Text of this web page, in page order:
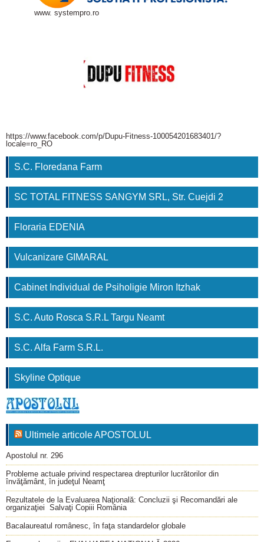
www. systempro.ro
https://www.facebook.com/p/Dupu-Fitness-100054201683401/?
locale=ro_RO
S.C. Floredana Farm
SC TOTAL FITNESS SANGYM SRL, Str. Cuejdi 2
Floraria EDENIA
Vulcanizare GIMARAL
Cabinet Individual de Psiholigie Miron Itzhak
S.C. Auto Rosca S.R.L Targu Neamt
S.C. Alfa Farm S.R.L.
Skyline Optique
Ultimele articole APOSTOLUL
Apostolul nr. 296
Probleme actuale privind respectarea drepturilor lucrătorilor din
învăţământ, în judeţul Neamţ
Rezultatele de la Evaluarea Naţională: Concluzii şi Recomandări ale
organizaţiei Salvaţi Copiii România
Bacalaureatul românesc, în faţa standardelor globale